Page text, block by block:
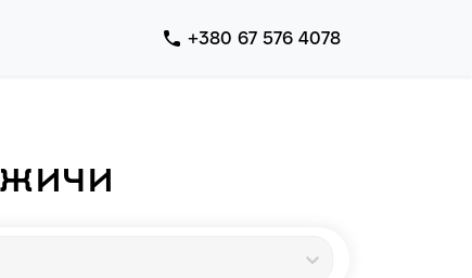
+380 67 576 4078